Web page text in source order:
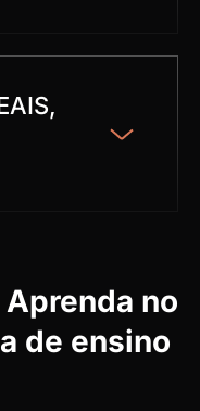
no
de ensino